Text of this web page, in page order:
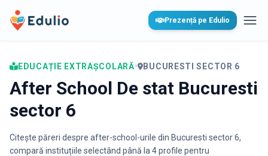
Edulio Prezență pe Edulio
EDUCAȚIE EXTRAȘCOLARĂ• BUCURESTI SECTOR 6
After School De stat Bucuresti
sector 6
Citește păreri despre after-school-urile din Bucuresti sector 6,
compară instituțiile selectând până la 4 profile pentru